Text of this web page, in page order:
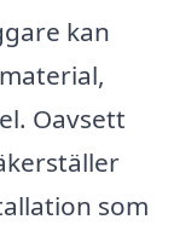
kan
Oavsett
som